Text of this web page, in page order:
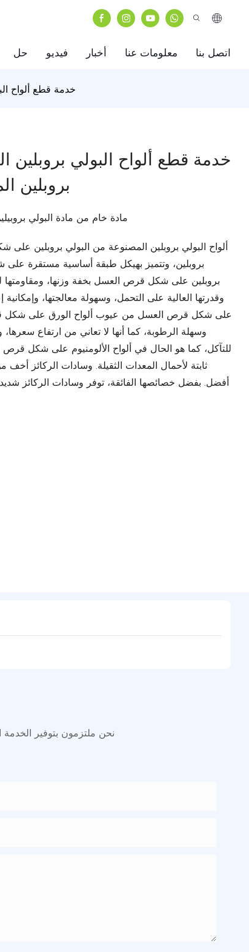
حل فيديو أخبار معلومات عنا اتصل بنا
خدمة قطع ألواح
خدمة قطع ألواح البولي بروبلين
بروبلين
مادة خام من مادة البولي
ألواح البولي بروبلين المصنوعة من البولي بروبلين
بروبلين، وتتميز بهيكل طبقة أساسية مستقرة
بروبلين على شكل قرص العسل بخفة وزنها، ومقاومتها
وقدرتها العالية على التحمل، وسهولة معالجتها، وإمكانية
على شكل قرص العسل من عيوب ألواح الورق على شكل
وسهلة الرطوبة، كما أنها لا تعاني من ارتفاع
للتآكل، كما هو الحال في ألواح الألومنيوم على شكل
ثابتة لأحمال المعدات الثقيلة. وسادات الركائز أخف
أفضل. بفضل خصائصها الفائقة، توفر وسادات الركائز
نحن ملتزمون بتوفير الخدمة